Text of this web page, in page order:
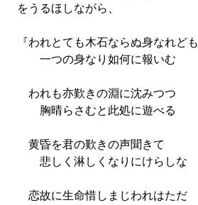
をうるほしながら、
『われとても木石ならぬ身なれども
一つの身なり如何に報いむ
われも亦歎きの淵に沈みつつ
胸晴らさむと此処に遊べる
黄昏を君の歎きの声聞きて
悲しく淋しくなりにけらしな
恋故に生命惜しまじわれはただ